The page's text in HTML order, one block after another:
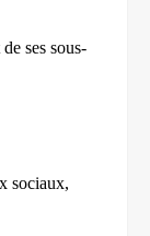
ses sous-
sociaux,